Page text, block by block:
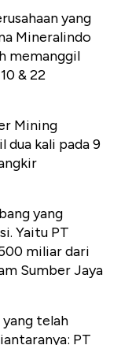
yang
Mineralindo
memanggil
& 22
Mining
dua kali pada 9
yang
Yaitu PT
miliar dari
Sumber Jaya
telah
PT